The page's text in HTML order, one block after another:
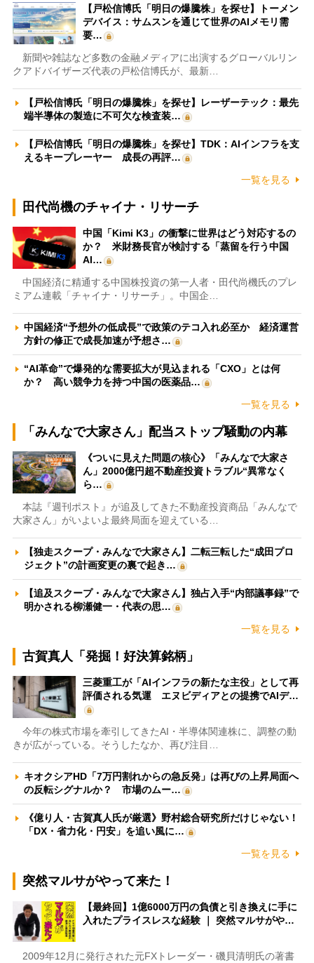
【戸松信博氏「明日の爆騰株」を探せ】トーメン
デバイス：サムスンを通じて世界のAIメモリ需
要…
新聞や雑誌など多数の金融メディアに出演するグローバルリン
クアドバイザーズ代表の戸松信博氏が、最新…
【戸松信博氏「明日の爆騰株」を探せ】レーザーテック：最先
端半導体の製造に不可欠な検査装…
【戸松信博氏「明日の爆騰株」を探せ】TDK：AIインフラを支
えるキープレーヤー 成長の再評…
一覧を見る
田代尚機のチャイナ・リサーチ
中国「Kimi K3」の衝撃に世界はどう対応するの
か？ 米財務長官が検討する「蒸留を行う中国
AI…
中国経済に精通する中国株投資の第一人者・田代尚機氏のプレ
ミアム連載「チャイナ・リサーチ」。中国企…
中国経済“予想外の低成長”で政策のテコ入れ必至か 経済運営
方針の修正で成長加速が予想さ…
“AI革命”で爆発的な需要拡大が見込まれる「CXO」とは何
か？ 高い競争力を持つ中国の医薬品…
一覧を見る
「みんなで大家さん」配当ストップ騒動の内幕
《ついに見えた問題の核心》「みんなで大家さ
ん」2000億円超不動産投資トラブル“異常なく
ら…
本誌『週刊ポスト』が追及してきた不動産投資商品「みんなで
大家さん」がいよいよ最終局面を迎えている…
【独走スクープ・みんなで大家さん】二転三転した“成田プロ
ジェクト”の計画変更の裏で起き…
【追及スクープ・みんなで大家さん】独占入手“内部議事録”で
明かされる柳瀬健一・代表の思…
一覧を見る
古賀真人「発掘！好決算銘柄」
三菱重工が「AIインフラの新たな主役」として再
評価される気運 エヌビディアとの提携でAIデ…
今年の株式市場を牽引してきたAI・半導体関連株に、調整の動
きが広がっている。そうしたなか、再び注目…
キオクシアHD「7万円割れからの急反発」は再びの上昇局面へ
の反転シグナルか？ 市場のムー…
《億り人・古賀真人氏が厳選》野村総合研究所だけじゃない！
「DX・省力化・円安」を追い風に…
一覧を見る
突然マルサがやって来た！
【最終回】1億6000万円の負債と引き換えに手に
入れたプライスレスな経験 ｜ 突然マルサがや…
2009年12月に発行された元FXトレーダー・磯貝清明氏の著書